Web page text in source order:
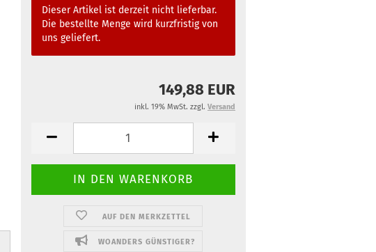
Dieser Artikel ist derzeit nicht lieferbar.
Die bestellte Menge wird kurzfristig von
uns geliefert.
149,88 EUR
inkl. 19% MwSt. zzgl. Versand
AUF DEN MERKZETTEL
WOANDERS GÜNSTIGER?